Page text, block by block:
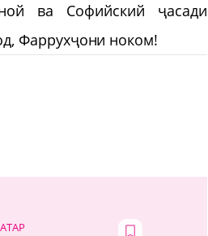
ва Софийский ҷасади
Фаррухҷони ноком!